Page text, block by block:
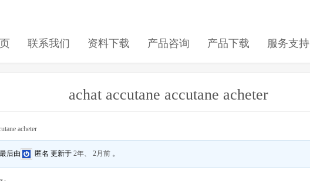
联系我们 资料下载 产品咨询 产品下载 服务支持
achat accutane accutane acheter
acheter
后由 匿名 更新于2年、 2月前 。